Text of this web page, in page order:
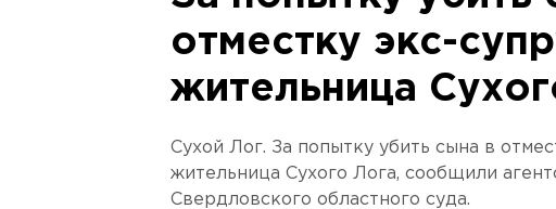
отместку экс-
жительница
Сухой Лог. За попытку убить сына в
жительница Сухого Лога, сообщили
Свердловского областного суда.